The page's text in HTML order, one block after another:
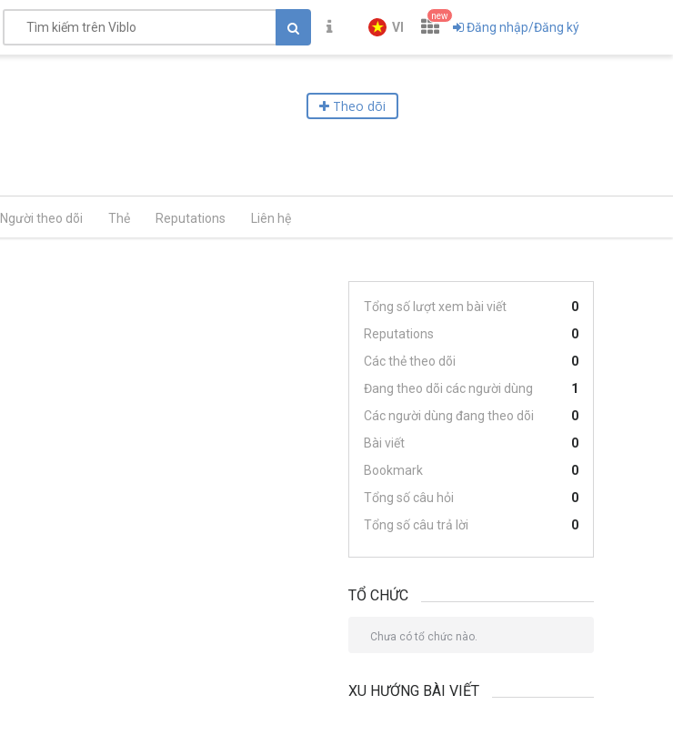
VI
new
Đăng nhập/Đăng ký
Theo dõi
Người theo dõi Thẻ Reputations Liên hệ
Tổng số lượt xem bài viết
0
Reputations
0
Các thẻ theo dõi
0
Đang theo dõi các người dùng
1
Các người dùng đang theo dõi
0
Bài viết
0
Bookmark
0
Tổng số câu hỏi
0
Tổng số câu trả lời
0
TỔ CHỨC
Chưa có tổ chức nào.
XU HƯỚNG BÀI VIẾT